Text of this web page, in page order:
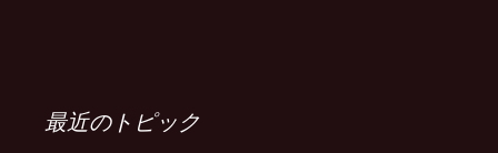
最近のトピック